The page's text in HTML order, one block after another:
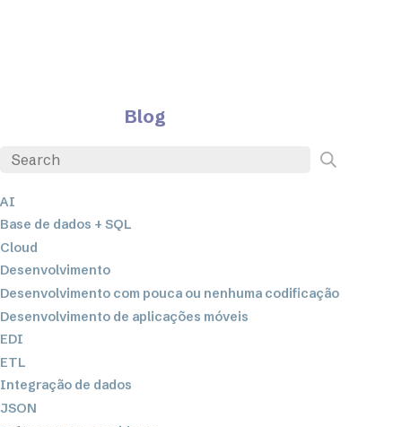
Blog
AI
Base de dados + SQL
Cloud
Desenvolvimento
Desenvolvimento com pouca ou nenhuma codificação
Desenvolvimento de aplicações móveis
EDI
ETL
Integração de dados
JSON